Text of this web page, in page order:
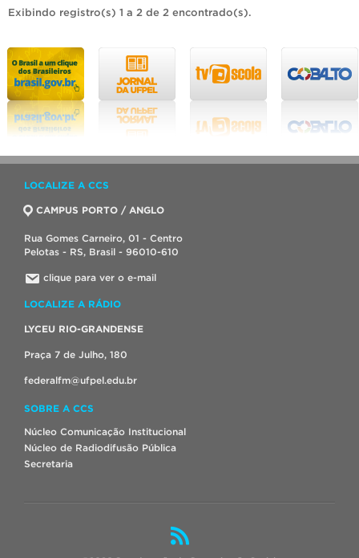
Exibindo registro(s) 1 a 2 de 2 encontrado(s).
LOCALIZE A CCS
CAMPUS PORTO / ANGLO
Rua Gomes Carneiro, 01 - Centro
Pelotas - RS, Brasil - 96010-610
clique para ver o e-mail
LOCALIZE A RÁDIO
LYCEU RIO-GRANDENSE
Praça 7 de Julho, 180
federalfm@ufpel.edu.br
SOBRE A CCS
Núcleo Comunicação Institucional
Núcleo de Radiodifusão Pública
Secretaria